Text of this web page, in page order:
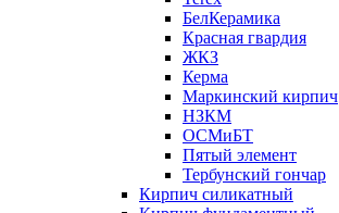
БелКерамика
Красная гвардия
ЖКЗ
Керма
Маркинский кирпич
НЗКМ
ОСМиБТ
Пятый элемент
Тербунский гончар
Кирпич силикатный